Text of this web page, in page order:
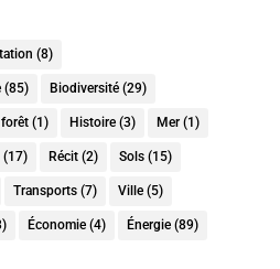
(8)
(85) Biodiversité(29)
forêt(1) Histoire(3) Mer(1)
(17) Récit(2) Sols(15)
Transports(7) Ville(5)
Économie(4) Énergie(89)